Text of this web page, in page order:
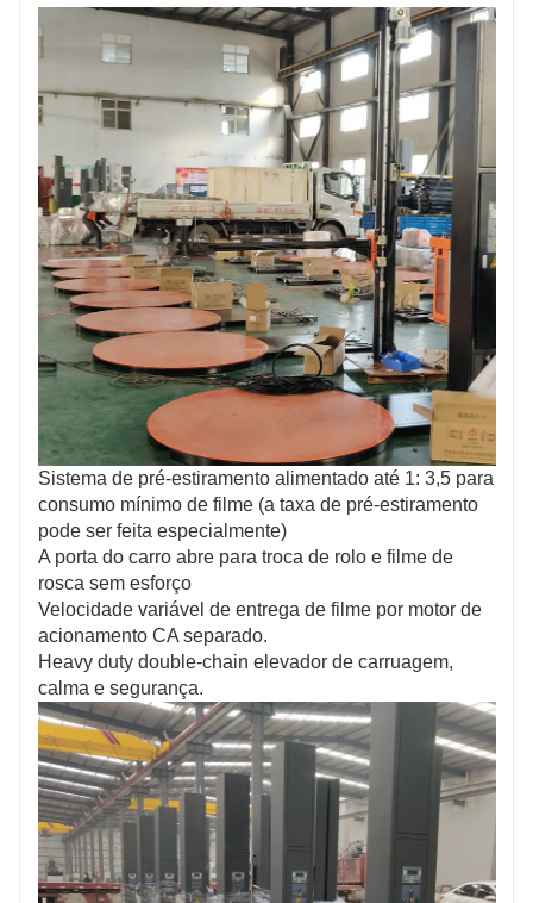
Sistema de pré-estiramento alimentado até 1: 3,5 para
consumo mínimo de filme (a taxa de pré-estiramento
pode ser feita especialmente)
A porta do carro abre para troca de rolo e filme de
rosca sem esforço
Velocidade variável de entrega de filme por motor de
acionamento CA separado.
Heavy duty double-chain elevador de carruagem,
calma e segurança.